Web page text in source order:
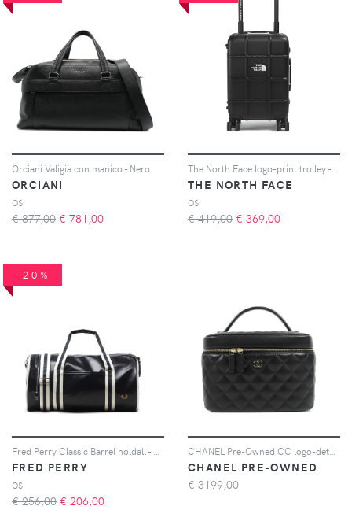
Orciani Valigia con manico - Nero
ORCIANI
OS
€ 877,00 € 781,00
THE NORTH FACE
OS
€ 419,00 € 369,00
-20%
FRED PERRY
OS
€ 256,00 € 206,00
CHANEL PRE-OWNED
€ 3199,00